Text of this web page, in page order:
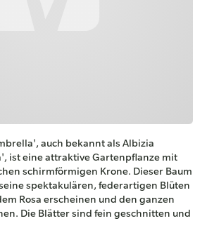
auch bekannt als Albizia
ist eine attraktive Gartenpflanze mit
schirmförmigen Krone. Dieser Baum
spektakulären, federartigen Blüten
Rosa erscheinen und den ganzen
Die Blätter sind fein geschnitten und